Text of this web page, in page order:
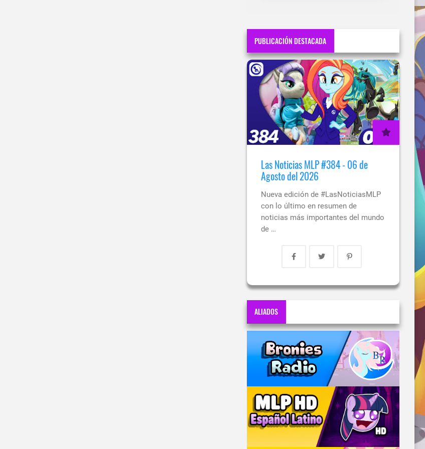
PUBLICACIÓN DESTACADA
Las Noticias MLP #384 - 06 de
Agosto del 2026
Nueva edición de #LasNoticiasMLP
con lo último en resumen de
noticias más importantes del mundo
de …
ALIADOS